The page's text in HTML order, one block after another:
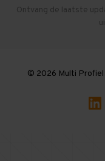
Gebruikte
Ontvang de laatste
© 2026 Multi Profiel